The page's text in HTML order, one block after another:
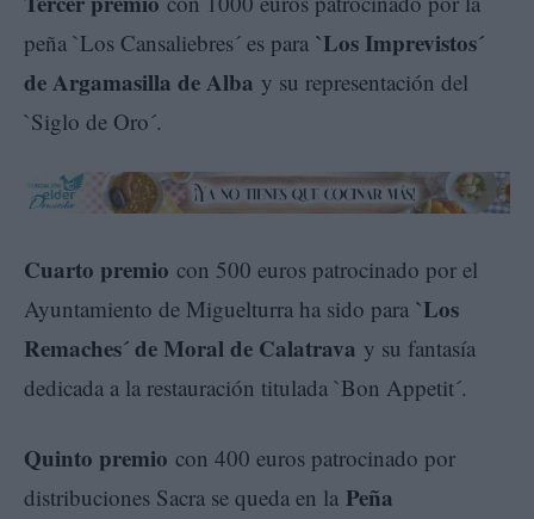
peña `Los Cansaliebres´ es para `Los Imprevistos´
de Argamasilla de Alba y su representación del
`Siglo de Oro´.
Cuarto premio con 500 euros patrocinado por el
Ayuntamiento de Miguelturra ha sido para `Los
Remaches´ de Moral de Calatrava y su fantasía
dedicada a la restauración titulada `Bon Appetit´.
Quinto premio con 400 euros patrocinado por
distribuciones Sacra se queda en la Peña